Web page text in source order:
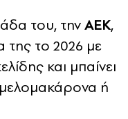
του, τηνΑΕΚ,
της το 2026 με
και μπαίνει
ή